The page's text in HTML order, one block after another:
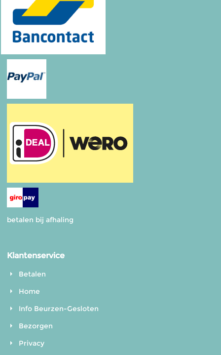
betalen bij afhaling
Klantenservice
Betalen
Home
Info Beurzen-Gesloten
Bezorgen
Privacy